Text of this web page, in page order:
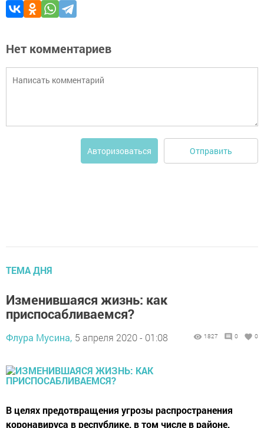
Нет комментариев
Авторизоваться Отправить
ТЕМА ДНЯ
Изменившаяся жизнь: как
приспосабливаемся?
Флура Мусина, 5 апреля 2020 - 01:08 1827 0 0
В целях предотвращения угрозы распространения
коронавируса в республике, в том числе в районе,